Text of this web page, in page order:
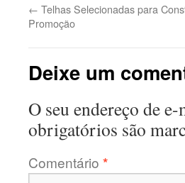
← Telhas Selecionadas para
Promoção
Deixe um
O seu endereço de
obrigatórios são
Comentário *